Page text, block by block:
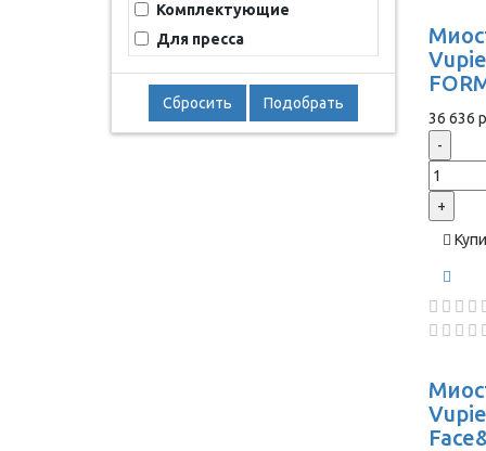
Комплектующие
Для пресса
Сбросить Подобрать
36 636
-
+